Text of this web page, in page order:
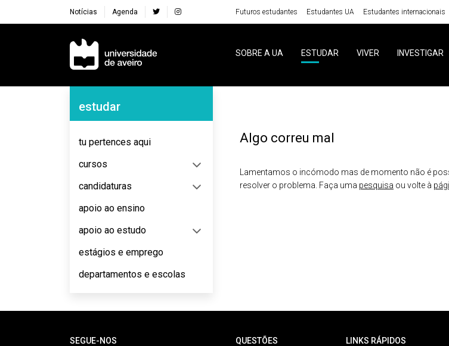
Notícias Agenda Futuros estudantes Estudantes UA Estudantes internacionais
Navegação Principal
SOBRE A UA ESTUDAR VIVER INVESTIGAR
Navegação Lateral
estudar
tu pertences aqui
cursos
candidaturas
apoio ao ensino
apoio ao estudo
estágios e emprego
departamentos e escolas
Algo correu mal
Lamentamos o incómodo mas de momento não é
resolver o problema. Faça uma pesquisa ou volte à
SEGUE-NOS QUESTÕES LINKS RÁPIDOS